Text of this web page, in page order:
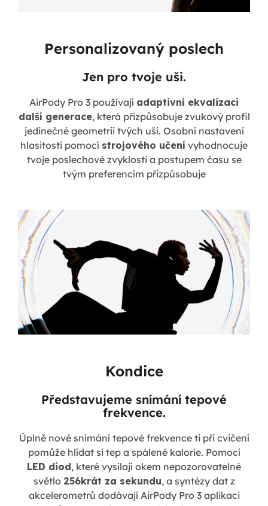
Personalizovaný poslech
Jen pro tvoje uši.
AirPody Pro 3 používají adaptivní ekvalizaci
další generace, která přizpůsobuje zvukový profil
jedinečné geometrii tvých uší. Osobní nastavení
hlasitosti pomocí strojového učení vyhodnocuje
tvoje poslechové zvyklosti a postupem času se
tvým preferencím přizpůsobuje
Kondice
Představujeme snímání tepové
frekvence.
Úplně nové snímání tepové frekvence ti při cvičení
pomůže hlídat si tep a spálené kalorie. Pomocí
LED diod, které vysílají okem nepozorovatelné
světlo 256krát za sekundu, a syntézy dat z
akcelerometrů dodávají AirPody Pro 3 aplikaci